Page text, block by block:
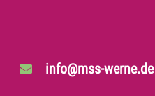
info@mss-werne.de